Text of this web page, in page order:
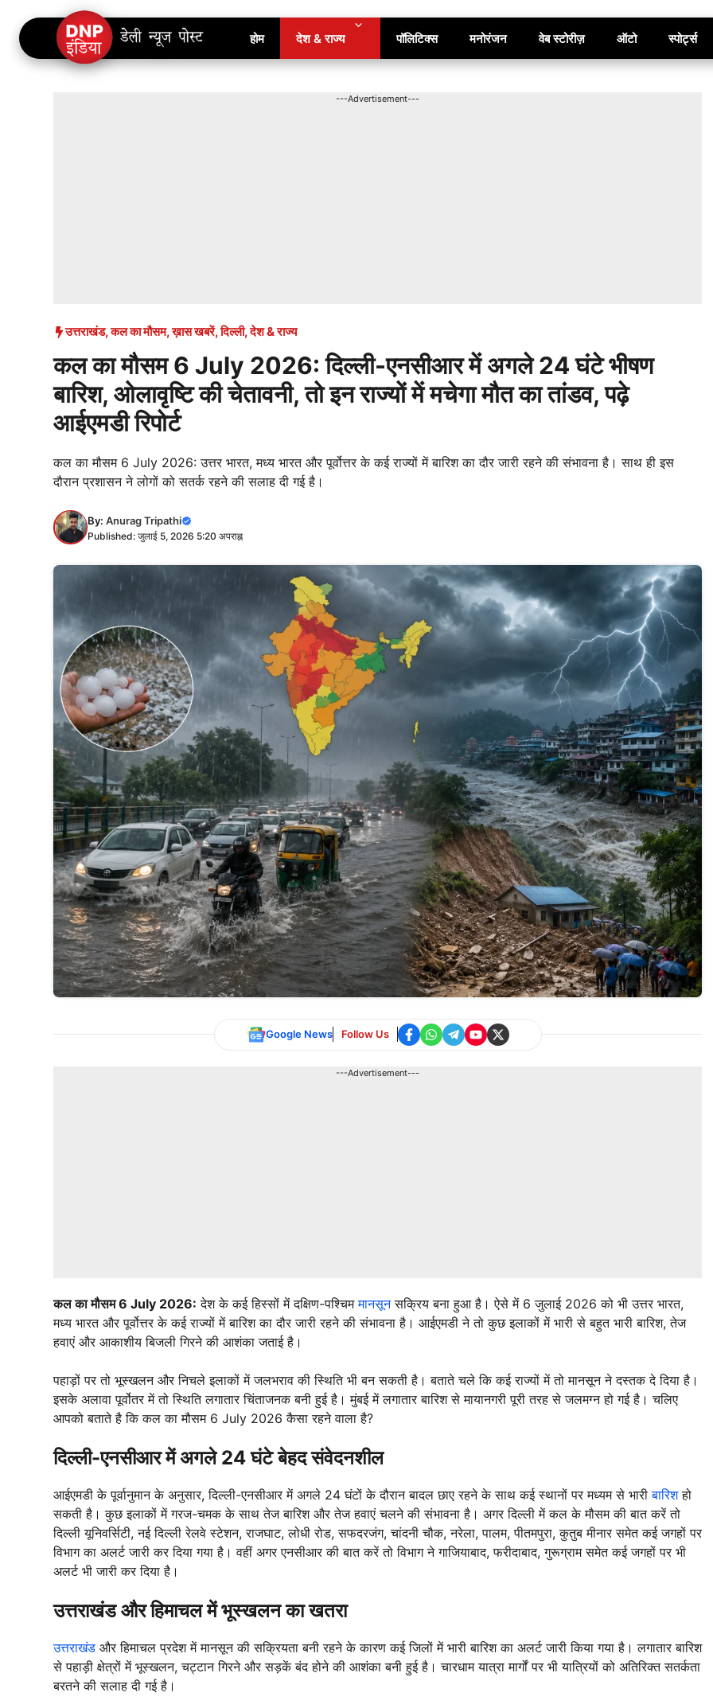
Skip
content
होम देश & राज्य पॉलिटिक्स मनोरंजन वेब स्टोरीज़ ऑटो स्पोर्ट्स
---Advertisement---
उत्तराखंड,कल का मौसम,ख़ास खबरें,दिल्ली,देश & राज्य
कल का मौसम 6 July 2026: दिल्ली-एनसीआर में अगले 24 घंटे भीषण
बारिश, ओलावृष्टि की चेतावनी, तो इन राज्यों में मचेगा मौत का तांडव, पढ़े
आईएमडी रिपोर्ट
कल का मौसम 6 July 2026: उत्तर भारत, मध्य भारत और पूर्वोत्तर के कई राज्यों में बारिश का दौर जारी रहने की संभावना है। साथ ही इस
दौरान प्रशासन ने लोगों को सतर्क रहने की सलाह दी गई है।
By: Anurag Tripathi
Published: जुलाई 5, 2026 5:20 अपराह्न
Google News Follow Us
---Advertisement---
कल का मौसम 6 July 2026: देश के कई हिस्सों में दक्षिण-पश्चिममानसूनसक्रिय बना हुआ है। ऐसे में 6 जुलाई 2026 को भी उत्तर भारत,
मध्य भारत और पूर्वोत्तर के कई राज्यों में बारिश का दौर जारी रहने की संभावना है। आईएमडी ने तो कुछ इलाकों में भारी से बहुत भारी बारिश, तेज
हवाएं और आकाशीय बिजली गिरने की आशंका जताई है।
पहाड़ों पर तो भूस्खलन और निचले इलाकों में जलभराव की स्थिति भी बन सकती है। बताते चले कि कई राज्यों में तो मानसून ने दस्तक दे दिया है।
इसके अलावा पूर्वोतर में तो स्थिति लगातार चिंताजनक बनी हुई है। मुंबई में लगातार बारिश से मायानगरी पूरी तरह से जलमग्न हो गई है। चलिए
आपको बताते है कि कल का मौसम 6 July 2026 कैसा रहने वाला है?
दिल्ली-एनसीआर में अगले 24 घंटे बेहद संवेदनशील
आईएमडी के पूर्वानुमान के अनुसार, दिल्ली-एनसीआर में अगले 24 घंटों के दौरान बादल छाए रहने के साथ कई स्थानों पर मध्यम से भारीबारिशहो
सकती है। कुछ इलाकों में गरज-चमक के साथ तेज बारिश और तेज हवाएं चलने की संभावना है। अगर दिल्ली में कल के मौसम की बात करें तो
दिल्ली यूनिवर्सिटी, नई दिल्ली रेलवे स्टेशन, राजघाट, लोधी रोड, सफदरजंग, चांदनी चौक, नरेला, पालम, पीतमपुरा, कुतुब मीनार समेत कई जगहों पर
विभाग का अलर्ट जारी कर दिया गया है। वहीं अगर एनसीआर की बात करें तो विभाग ने गाजियाबाद, फरीदाबाद, गुरूग्राम समेत कई जगहों पर भी
अलर्ट भी जारी कर दिया है।
उत्तराखंड और हिमाचल में भूस्खलन का खतरा
उत्तराखंड और हिमाचल प्रदेश में मानसून की सक्रियता बनी रहने के कारण कई जिलों में भारी बारिश का अलर्ट जारी किया गया है। लगातार बारिश
से पहाड़ी क्षेत्रों में भूस्खलन, चट्टान गिरने और सड़कें बंद होने की आशंका बनी हुई है। चारधाम यात्रा मार्गों पर भी यात्रियों को अतिरिक्त सतर्कता
बरतने की सलाह दी गई है।